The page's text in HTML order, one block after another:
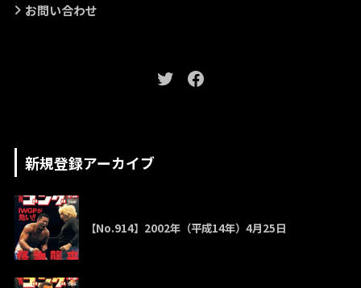
お問い合わせ
新規登録アーカイブ
【No.914】2002年（平成14年）4月25日